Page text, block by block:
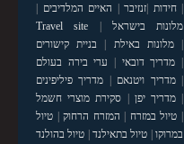
|חידות |זנזיבר | האיים המלדיבים |
מלונות בישראל |
Travel site
|מלונות באילת | בניית קישורים
| מדריך דובאי | ערי בירה בעולם
|מדריך ויטנאם | מדריך פיליפינים
|מדריך יפן | סקירת מוצרי חשמל
| טיול במזרח | המזרח הרחוק| טיול
במרוקו| טיול בתאילנד| טיול בהולנד